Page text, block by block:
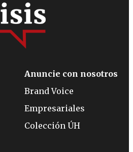
Anuncie con nosotros
Brand Voice
Empresariales
Colección ÚH